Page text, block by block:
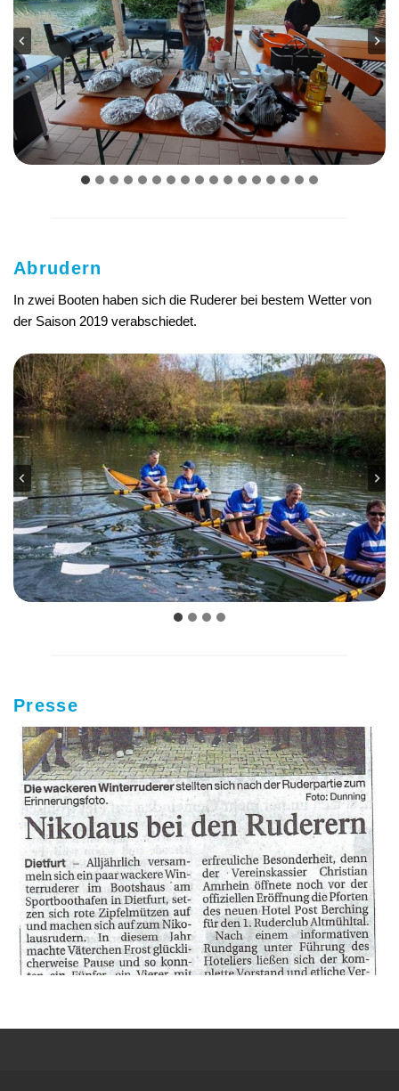
Abrudern
In zwei Booten haben sich die Ruderer bei bestem Wetter von
der Saison 2019 verabschiedet.
Presse